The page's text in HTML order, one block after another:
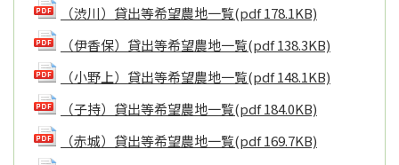
（渋川）貸出等希望農地一覧(pdf 178.1KB)
（伊香保）貸出等希望農地一覧(pdf 138.3KB)
（小野上）貸出等希望農地一覧(pdf 148.1KB)
（子持）貸出等希望農地一覧(pdf 184.0KB)
（赤城）貸出等希望農地一覧(pdf 169.7KB)